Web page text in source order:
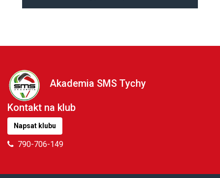
Akademia SMS Tychy
Kontakt na klub
Napsat klubu
790-706-149